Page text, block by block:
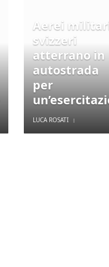
Aerei
svizzeri
atterrano in
autostrada
per
LUCA ROSATI